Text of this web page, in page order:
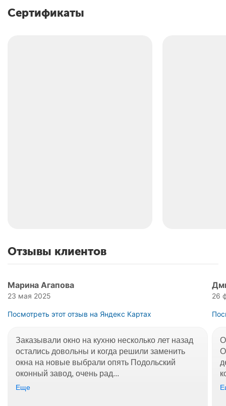
Сертификаты
Отзывы клиентов
Марина Агапова
23 мая 2025
Посмотреть этот отзыв на Яндекс Картах
Заказывали окно на кухню несколько лет назад
остались довольны и когда решили заменить
окна на новые выбрали опять Подольский
оконный завод, очень рад...
Еще
26